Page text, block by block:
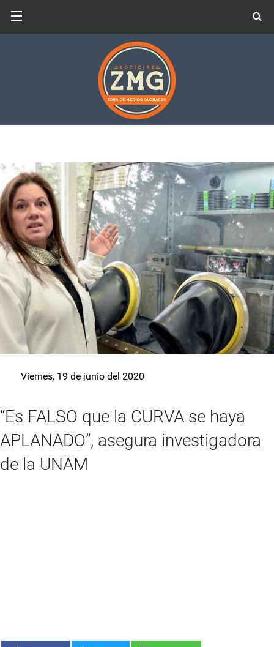
Viernes, 19 de junio del 2020
“Es FALSO que la CURVA se haya
APLANADO”, asegura investigadora
de la UNAM